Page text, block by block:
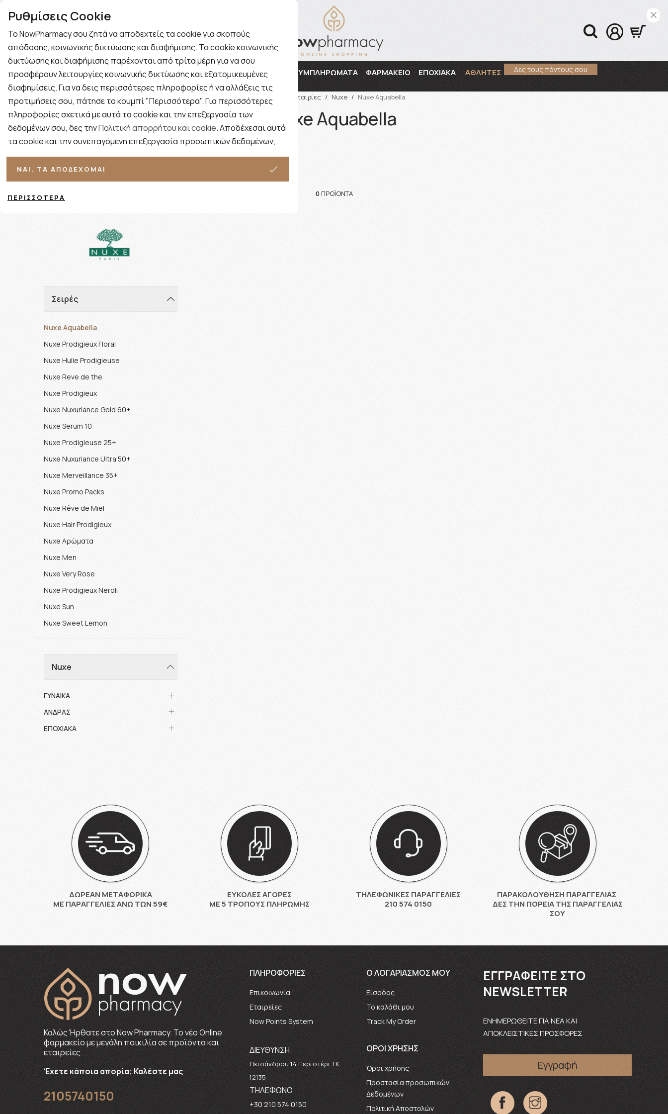
ΔΩΡΕΑΝ ΜΕΤΑΦΟΡΙΚΑ ΓΙΑ ΠΑΡΑΓΓΕΛΙΕΣ ΑΝΩ ΤΩΝ 59€
21 0574 0150
Σημείο
Εξυπηρέτησης
KOREAN BEAUTY ΓΥΝΑΙΚΑ ΑΝΔΡΑΣ ΜΗΤΕΡΑ & ΠΑΙΔΙ ΣΥΜΠΛΗΡΩΜΑΤΑ ΦΑΡΜΑΚΕΙΟ ΕΠΟΧΙΑΚΑ ΑΘΛΗΤΕΣ Δες τους πόντους σου
Αναζήτηση
Εταιρίες / Nuxe / Nuxe Aquabella
Nuxe Aquabella
Ταξινόμηση Προβολή
0ΠΡΟΪΌΝΤΑ
Σειρές
Nuxe Aquabella
Nuxe Prodigieux Floral
Nuxe Hulie Prodigieuse
Nuxe Reve de the
Nuxe Prodigieux
Nuxe Nuxuriance Gold 60+
Nuxe Serum 10
Nuxe Prodigieuse 25+
Nuxe Nuxuriance Ultra 50+
Nuxe Merveillance 35+
Nuxe Promo Packs
Nuxe Rêve de Miel
Nuxe Hair Prodigieux
Nuxe Αρώματα
Nuxe Men
Nuxe Very Rose
Nuxe Prodigieux Neroli
Nuxe Sun
Nuxe Sweet Lemon
Nuxe
ΓΥΝΑΙΚΑ
ΑΝΔΡΑΣ
ΕΠΟΧΙΑΚΑ
ΔΩΡΕΑΝ ΜΕΤΑΦΟΡΙΚΑ
ΜΕ ΠΑΡΑΓΓΕΛΊΕΣ ΆΝΩ ΤΩΝ 59€
ΕΥΚΟΛΕΣ ΑΓΟΡΕΣ
ΜΕ 5 ΤΡΌΠΟΥΣ ΠΛΗΡΩΜΉΣ
ΤΗΛΕΦΩΝΙΚΕΣ ΠΑΡΑΓΓΕΛΙΕΣ
210 574 0150
ΠΑΡΑΚΟΛΟΎΘΗΣΗ ΠΑΡΑΓΓΕΛΊΑΣ
ΔΕΣ ΤΗΝ ΠΟΡΕΊΑ ΤΗΣ ΠΑΡΑΓΓΕΛΊΑΣ
ΣΟΥ
Καλώς Ήρθατε στο Now Pharmacy. To νέο Online
φαρμακείο με μεγάλη ποικιλία σε προϊόντα και
εταιρείες.
Έχετε κάποια απορία; Καλέστε μας
2105740150
ΠΛΗΡΟΦΟΡΙΕΣ
Επικοινωνία
Εταιρείες
Now Points System
Ο ΛΟΓΑΡΙΑΣΜΟΣ ΜΟΥ
Είσοδος
Το καλάθι μου
Track My Order
ΔΙΕΥΘΥΝΣΗ
Πεισάνδρου 14 Περιστέρι ΤΚ
12135
ΤΗΛΕΦΩΝΟ
+30 210 574 0150
ΟΡΟΙ ΧΡΗΣΗΣ
Όροι χρήσης
Προστασία προσωπικών
Δεδομένων
Πολιτική Αποστολών
ΕΓΓΡΑΦΕΊΤΕ ΣΤΟ
NEWSLETTER
ΕΝΗΜΕΡΩΘΕΙΤΕ ΓΙΑ ΝΕΑ ΚΑΙ
ΑΠΟΚΛΕΙΣΤΙΚΕΣ ΠΡΟΣΦΟΡΕΣ
Εγγραφή
Ρυθμίσεις Cookie
Το NowPharmacy σου ζητά να αποδεχτείς τα cookie για σκοπούς
απόδοσης, κοινωνικής δικτύωσης και διαφήμισης. Τα cookie κοινωνικής
δικτύωσης και διαφήμισης παρέχονται από τρίτα μέρη για να σου
προσφέρουν λειτουργίες κοινωνικής δικτύωσης και εξατομικευμένες
διαφημίσεις. Για να δεις περισσότερες πληροφορίες ή να αλλάξεις τις
προτιμήσεις σου, πάτησε το κουμπί "Περισσότερα". Για περισσότερες
πληροφορίες σχετικά με αυτά τα cookie και την επεξεργασία των
δεδομένων σου, δες τηνΠολιτική απορρήτου και cookie. Αποδέχεσαι αυτά
τα cookie και την συνεπαγόμενη επεξεργασία προσωπικών δεδομένων;
ΝΑΙ, ΤΑ ΑΠΟΔΈΧΟΜΑΙ
ΠΕΡΙΣΣΌΤΕΡΑ